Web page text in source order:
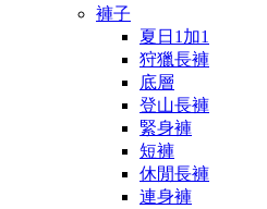
褲子
夏日1加1
狩獵長褲
底層
登山長褲
緊身褲
短褲
休閒長褲
連身褲